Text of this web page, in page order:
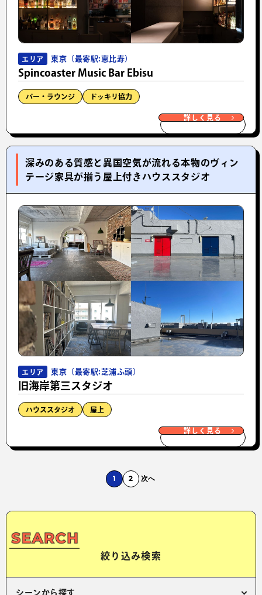
エリア 東京（最寄駅:恵比寿）
Spincoaster Music Bar Ebisu
バー・ラウンジ ドッキリ協力
詳しく見る
深みのある質感と異国空気が流れる本物のヴィン
テージ家具が揃う屋上付きハウススタジオ
エリア 東京（最寄駅:芝浦ふ頭）
旧海岸第三スタジオ
ハウススタジオ 屋上
詳しく見る
1 2 次へ
絞り込み検索
シーンから探す